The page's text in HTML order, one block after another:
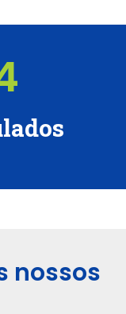
nossos